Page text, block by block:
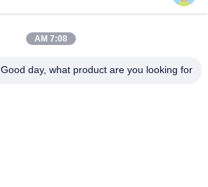
7:08 AM
Good day, what product are you looking for?